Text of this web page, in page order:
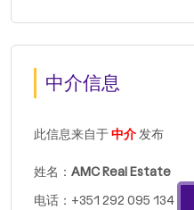
中介信息
此信息来自于中介发布
姓名： AMC Real Estate
电话：+351 292 095 134